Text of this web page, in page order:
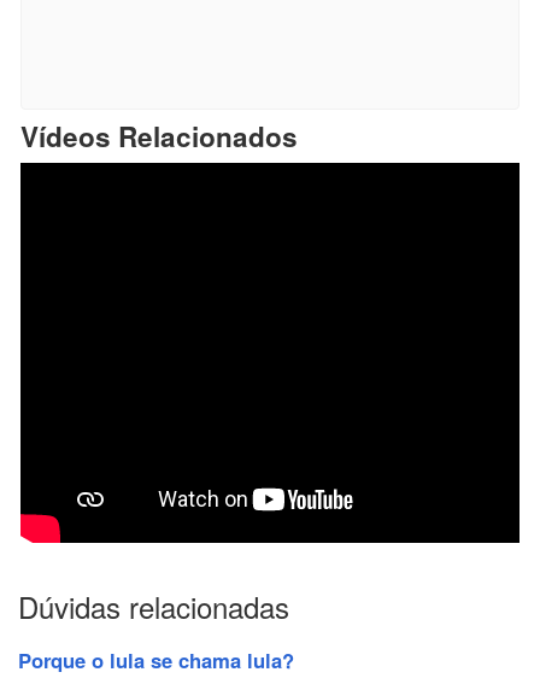
Vídeos Relacionados
Dúvidas relacionadas
Porque o lula se chama lula?